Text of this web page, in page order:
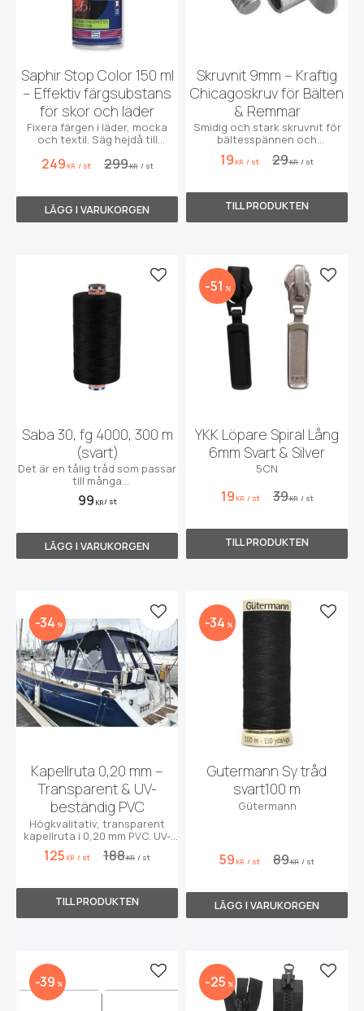
Saphir Stop Color 150 ml
– Effektiv färgsubstans
för skor och läder
Fixera färgen i läder, mocka
och textil. Säg hejdå till
fötter!
249 KR / st 299KR / st
Skruvnit 9mm – Kraftig
Chicagoskruv för Bälten
& Remmar
Smidig och stark skruvnit för
bältesspännen och
läderarbeten. 9mm huvud,
enkel montering.
19 KR / st 29KR / st
Saba 30, fg 4000, 300 m
(svart)
Det är en tålig tråd som passar
till många
användningsområden främst
till markiser, kapell, möbler och
effektsömnad.
99 KR/ st
Lägg till i favoriter
YKK Löpare Spiral Lång
6mm Svart & Silver
5CN
19 KR / st 39KR / st
51 % Lägg
Kapellruta 0,20 mm –
Transparent & UV-
beständig PVC
Högkvalitativ, transparent
kapellruta i 0,20 mm PVC. UV-
beständig och perfekt för
småprojekt!
125 KR / st 188KR / st
34 % Lägg till i favoriter
Gutermann Sy tråd
svart100 m
Gütermann
59 KR / st 89KR / st
34 % Lägg
39 % Lägg till i favoriter
25 % Lägg